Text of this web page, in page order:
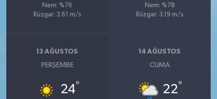
Nem: %76
Rüzgar: 3.61 m/s
Nem: %78
Rüzgar: 3.19 m/s
13 AĞUSTOS
PERŞEMBE
24°
14 AĞUSTOS
CUMA
22°